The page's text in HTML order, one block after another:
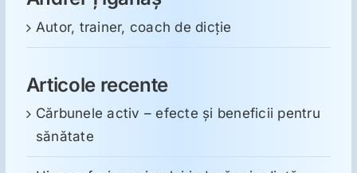
Autor, trainer, coach de dicție
Articole recente
Cărbunele activ – efecte și beneficii pentru
sănătate